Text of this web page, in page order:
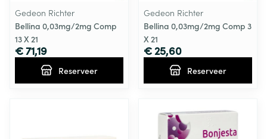
Gedeon Richter
Bellina 0,03mg/2mg Comp
13 X 21
€ 71,19
Reserveer
Gedeon Richter
Bellina 0,03mg/2mg Comp 3
X 21
€ 25,60
Reserveer